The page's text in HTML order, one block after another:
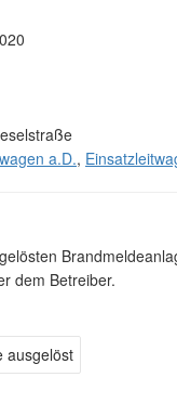
a.D.,
dem Betreiber.
ausgelöst